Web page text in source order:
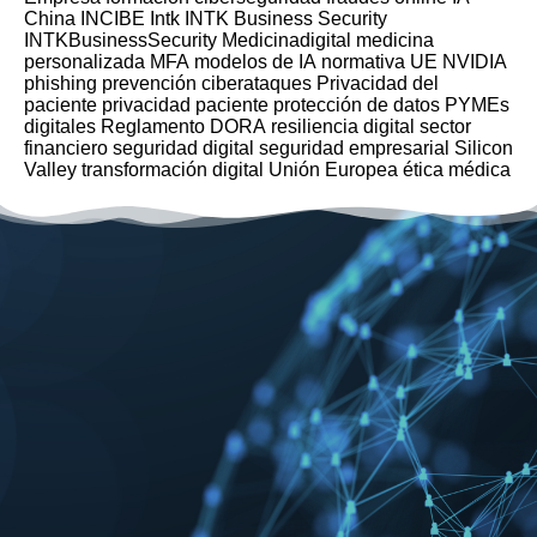
China
INCIBE Intk INTK Business Security
INTKBusinessSecurity Medicinadigital medicina
personalizada MFA modelos de IA normativa UE NVIDIA
phishing prevención ciberataques Privacidad del
paciente privacidad paciente protección de datos PYMEs
digitales Reglamento DORA resiliencia digital sector
financiero seguridad digital seguridad empresarial Silicon
Valley transformación digital Unión Europea ética médica